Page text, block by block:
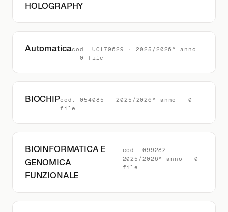
HOLOGRAPHY
Automaticacod. UC179629 · 2025/2026° anno
· 0 file
BIOCHIPcod. 054085 · 2025/2026° anno · 0
file
BIOINFORMATICA E
GENOMICA
FUNZIONALE
cod. 099282 ·
2025/2026° anno · 0
file